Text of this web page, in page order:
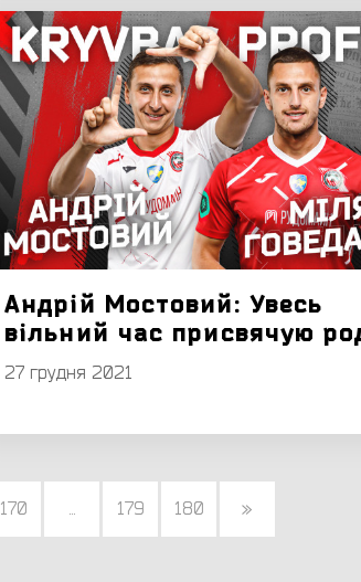
Андрій Мостовий: Увесь
вільний час присвячую
27 грудня 2021
170 ... 179 180 »